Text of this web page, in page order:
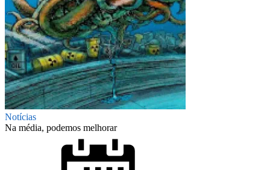
Notícias
Na média, podemos melhorar